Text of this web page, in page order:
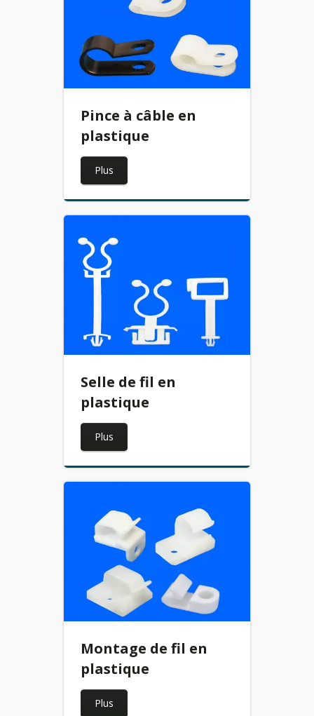
Pince à câble en
plastique
Plus
Selle de fil en
plastique
Plus
Montage de fil en
plastique
Plus